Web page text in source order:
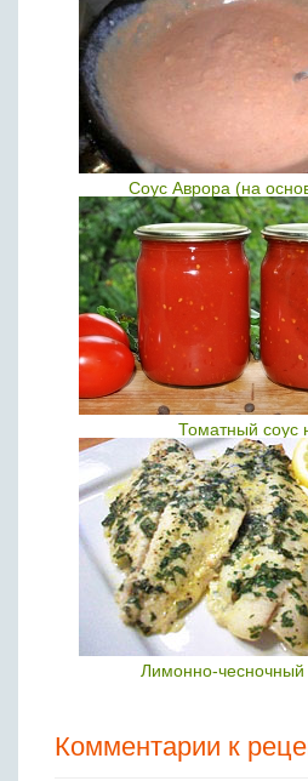
Соус Аврора (на
Томатный соус
Лимонно-чесночный
Комментарии к